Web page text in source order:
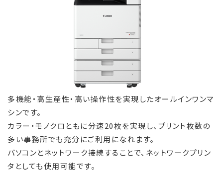
多機能・高生産性・高い操作性を実現したオールインワンマ
シンです。
カラー・モノクロともに分速20枚を実現し、プリント枚数の
多い事務所でも充分にご利用になれます。
パソコンとネットワーク接続することで、ネットワークプリン
タとしても使用可能です。